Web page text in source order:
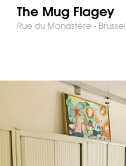
The Mug Flagey
Rue du Monastère - Brussel